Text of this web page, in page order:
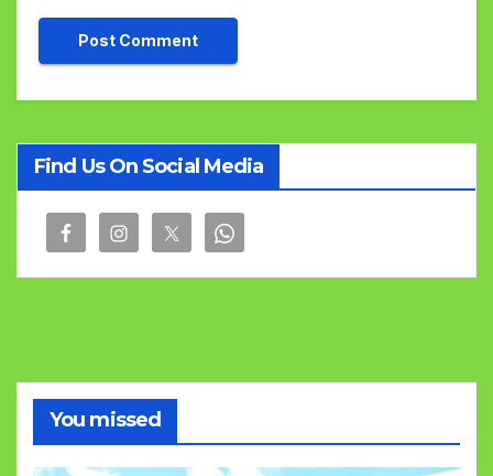
Find Us On Social Media
You missed